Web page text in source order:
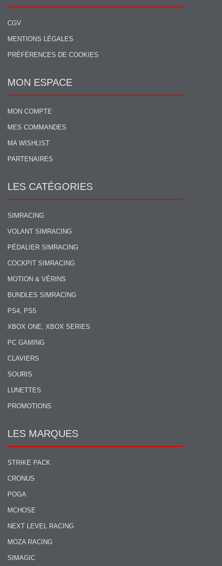
CGV
MENTIONS LÉGALES
PRÉFÉRENCES DE COOKIES
MON ESPACE
MON COMPTE
MES COMMANDES
MA WISHLIST
PARTENAIRES
LES CATÉGORIES
SIMRACING
VOLANT SIMRACING
PÉDALIER SIMRACING
COCKPIT SIMRACING
MOTION & VÉRINS
BUNDLES SIMRACING
PS4, PS5
XBOX ONE, XBOX SERIES
PC GAMING
CLAVIERS
SOURIS
LUNETTES
PROMOTIONS
LES MARQUES
STRIKE PACK
CRONUS
POGA
MCHOSE
NEXT LEVEL RACING
MOZA RACING
SIMAGIC